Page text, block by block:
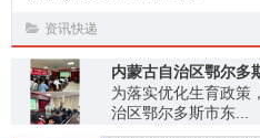
资讯快递
内蒙古自治区鄂尔多
为落实优化生育政策
治区鄂尔多斯市东...